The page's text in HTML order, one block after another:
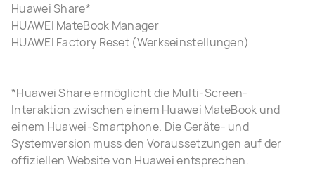
Huawei Share*
HUAWEI MateBook Manager
HUAWEI Factory Reset (Werkseinstellungen)
*Huawei Share ermöglicht die Multi-Screen-
Interaktion zwischen einem Huawei MateBook und
einem Huawei-Smartphone. Die Geräte- und
Systemversion muss den Voraussetzungen auf der
offiziellen Website von Huawei entsprechen.